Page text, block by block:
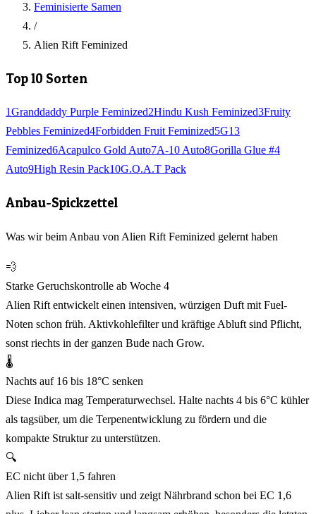
Feminisierte Samen
/
Alien Rift Feminized
Top 10 Sorten
1Granddaddy Purple Feminized2Hindu Kush Feminized3Fruity
Pebbles Feminized4Forbidden Fruit Feminized5G13
Feminized6Acapulco Gold Auto7A-10 Auto8Gorilla Glue #4
Auto9High Resin Pack10G.O.A.T Pack
Anbau-Spickzettel
Was wir beim Anbau von Alien Rift Feminized gelernt haben
💨
Starke Geruchskontrolle ab Woche 4
Alien Rift entwickelt einen intensiven, würzigen Duft mit Fuel-
Noten schon früh. Aktivkohlefilter und kräftige Abluft sind Pflicht,
sonst riechts in der ganzen Bude nach Grow.
🌡️
Nachts auf 16 bis 18°C senken
Diese Indica mag Temperaturwechsel. Halte nachts 4 bis 6°C kühler
als tagsüber, um die Terpenentwicklung zu fördern und die
kompakte Struktur zu unterstützen.
🔍
EC nicht über 1,5 fahren
Alien Rift ist salt-sensitiv und zeigt Nährbrand schon bei EC 1,6